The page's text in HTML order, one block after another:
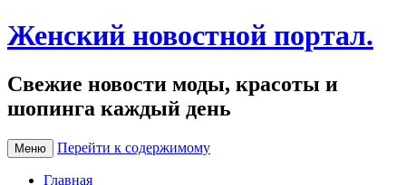
Женский новостной портал.
Свежие новости моды, красоты и
шопинга каждый день
Меню Перейти к содержимому
Главная